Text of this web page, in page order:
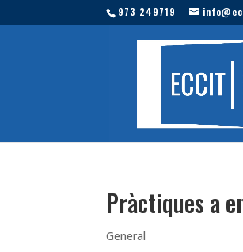
973 249719
Pràctiques a
General